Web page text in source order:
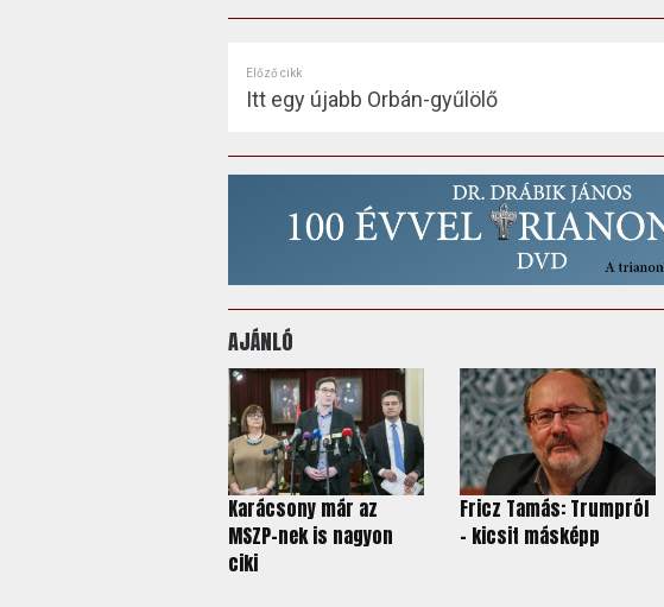
Előző cikk
Itt egy újabb Orbán-gyűlölő
AJÁNLÓ
Karácsony már az
MSZP-nek is nagyon
ciki
Fricz Tamás: Trumpról
– kicsit másképp